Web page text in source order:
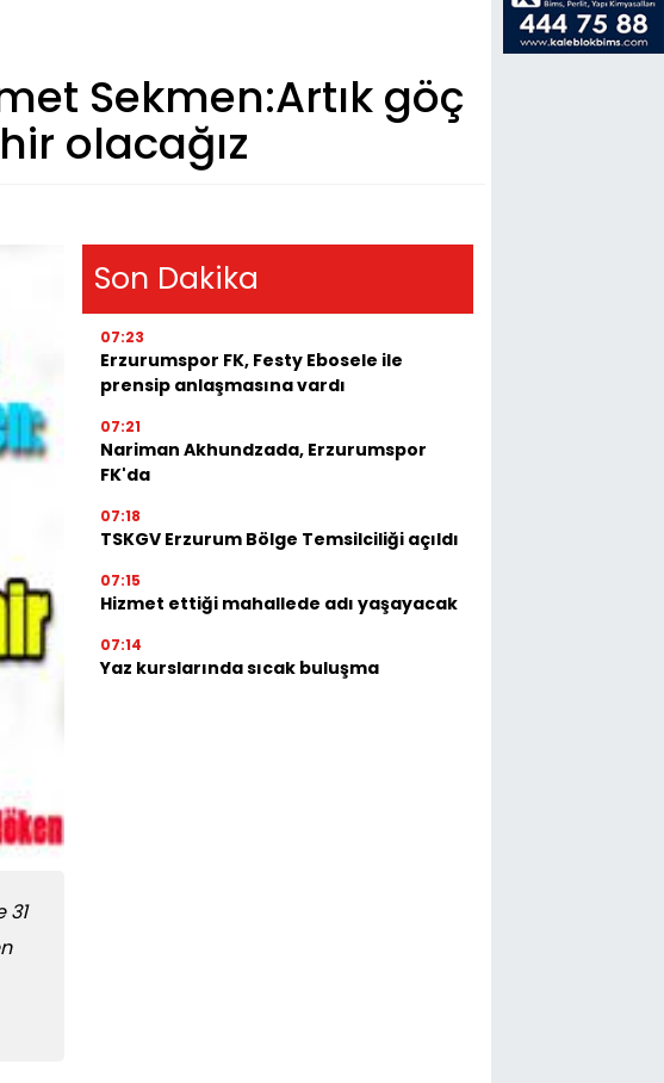
Sekmen:Artık göç
olacağız
31
Son Dakika
07:23
Erzurumspor FK, Festy Ebosele ile
prensip anlaşmasına vardı
07:21
Nariman Akhundzada, Erzurumspor
FK'da
07:18
TSKGV Erzurum Bölge Temsilciliği açıldı
07:15
Hizmet ettiği mahallede adı yaşayacak
07:14
Yaz kurslarında sıcak buluşma